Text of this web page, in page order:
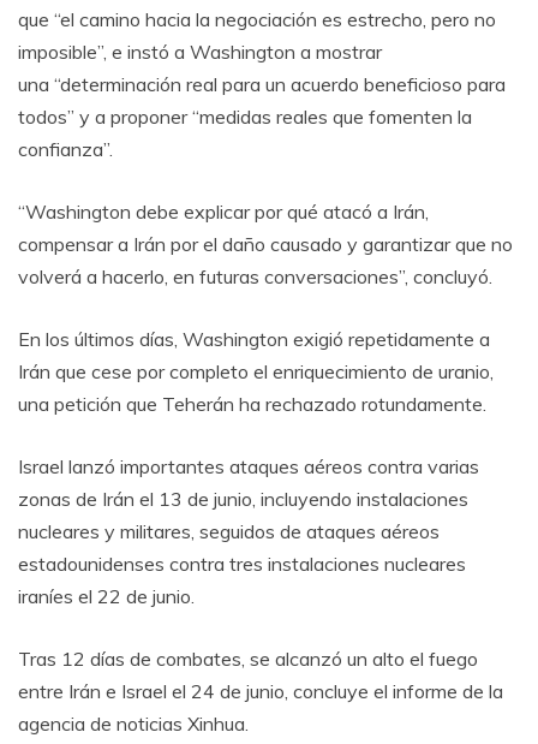
que “el camino hacia la negociación es estrecho, pero no
imposible”, e instó a Washington a mostrar
una “determinación real para un acuerdo beneficioso para
todos” y a proponer “medidas reales que fomenten la
confianza”.
“Washington debe explicar por qué atacó a Irán,
compensar a Irán por el daño causado y garantizar que no
volverá a hacerlo, en futuras conversaciones”, concluyó.
En los últimos días, Washington exigió repetidamente a
Irán que cese por completo el enriquecimiento de uranio,
una petición que Teherán ha rechazado rotundamente.
Israel lanzó importantes ataques aéreos contra varias
zonas de Irán el 13 de junio, incluyendo instalaciones
nucleares y militares, seguidos de ataques aéreos
estadounidenses contra tres instalaciones nucleares
iraníes el 22 de junio.
Tras 12 días de combates, se alcanzó un alto el fuego
entre Irán e Israel el 24 de junio, concluye el informe de la
agencia de noticias Xinhua.